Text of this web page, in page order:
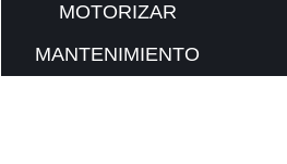
MOTORIZAR
MANTENIMIENTO